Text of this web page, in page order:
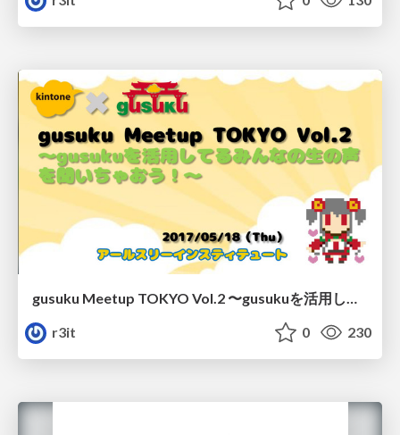
gusuku Meetup TOKYO Vol.2 〜gusukuを活用してるみんなの生の声を聞いちゃおう！〜 /gusuku-meetup-tokyo_vol2
r3it
0 230